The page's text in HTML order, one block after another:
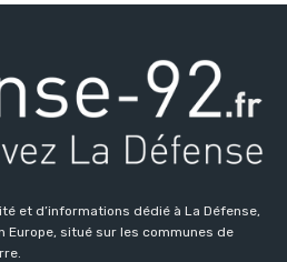
et d’informations dédié à La Défense,
Europe, situé sur les communes de